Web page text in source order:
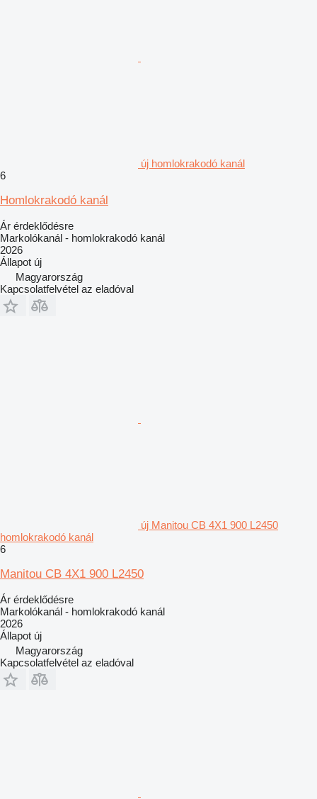
új homlokrakodó kanál
6
Homlokrakodó kanál
Ár érdeklődésre
Markolókanál - homlokrakodó kanál
2026
Állapot új
Magyarország
Kapcsolatfelvétel az eladóval
új Manitou CB 4X1 900 L2450
homlokrakodó kanál
6
Manitou CB 4X1 900 L2450
Ár érdeklődésre
Markolókanál - homlokrakodó kanál
2026
Állapot új
Magyarország
Kapcsolatfelvétel az eladóval